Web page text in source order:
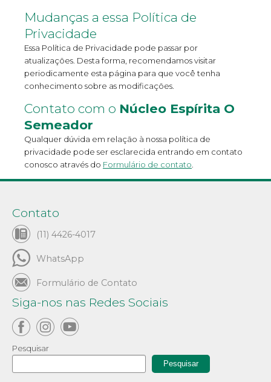
Mudanças a essa Política de
Privacidade
Essa Política de Privacidade pode passar por
atualizações. Desta forma, recomendamos visitar
periodicamente esta página para que você tenha
conhecimento sobre as modificações.
Contato com o Núcleo Espírita O
Semeador
Qualquer dúvida em relação à nossa política de
privacidade pode ser esclarecida entrando em contato
conosco através do Formulário de contato
Contato
(11) 4426-4017
WhatsApp
Formulário de Contato
Siga-nos nas Redes Sociais
Pesquisar
Pesquisar